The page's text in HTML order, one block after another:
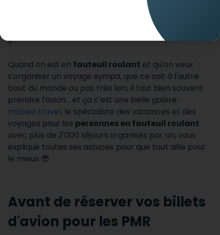
Quand on est en fauteuil roulant et qu'on veux
s'organiser un voyage sympa, que ce soit à l'autre
bout du monde ou pas très loin, il faut bien souvent
prendre l'avion... et ça c'est une belle galère.
mobee travel, le spécialiste des vacances et des
voyages pour les personnes en fauteuil roulant
avec plus de 2'000 séjours organisés par an, vous
explique toutes ses astuces pour que tout aille pour
le mieux 😎
Avant de réserver vos billets
d'avion pour les PMR